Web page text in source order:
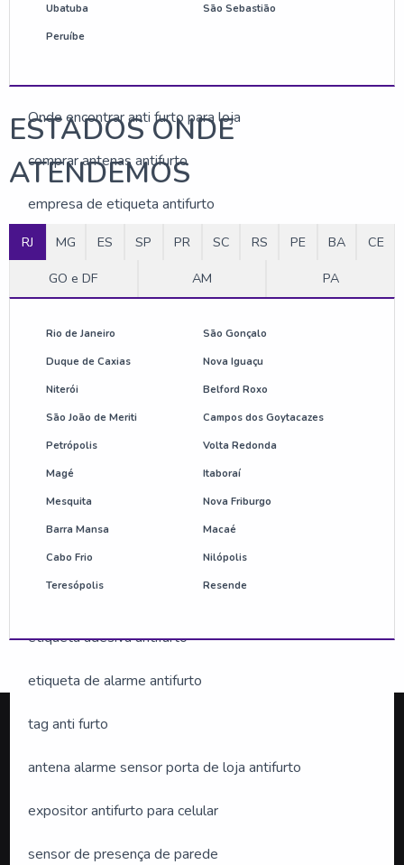
Anti furto para loja preço
Onde encontrar anti furto para loja
comprar antenas antifurto
empresa de etiqueta antifurto
preço de etiqueta de alarme
antena anti roubo preço
etiqueta mini tag para roupas
comprar desativador antifurto
bolacha antifurto preço
etiqueta antifurto am
etiqueta anti roubo
etiqueta adesiva antifurto
etiqueta de alarme antifurto
tag anti furto
antena alarme sensor porta de loja antifurto
expositor antifurto para celular
sensor de presença de parede
Ubatuba São Sebastião
Peruíbe
ESTADOS ONDE
ATENDEMOS
RJ MG ES SP PR SC RS PE BA
CE
GO e DF
AM PA
Rio de Janeiro São Gonçalo
Duque de Caxias Nova Iguaçu
Niterói Belford Roxo
São João de Meriti Campos dos Goytacazes
Petrópolis Volta Redonda
Magé Itaboraí
Mesquita Nova Friburgo
Barra Mansa Macaé
Cabo Frio Nilópolis
Teresópolis Resende
Silveira Alarmes.
O conteúdo do texto desta página é de direito reservado.
links, é proibida sem a autorização do autor. Crime de